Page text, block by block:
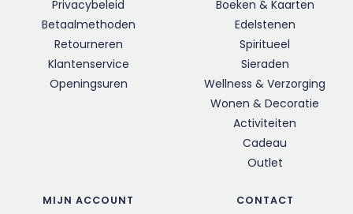
Privacybeleid
Betaalmethoden
Retourneren
Klantenservice
Openingsuren
Boeken & Kaarten
Edelstenen
Spiritueel
Sieraden
Wellness & Verzorging
Wonen & Decoratie
Activiteiten
Cadeau
Outlet
MIJN ACCOUNT CONTACT